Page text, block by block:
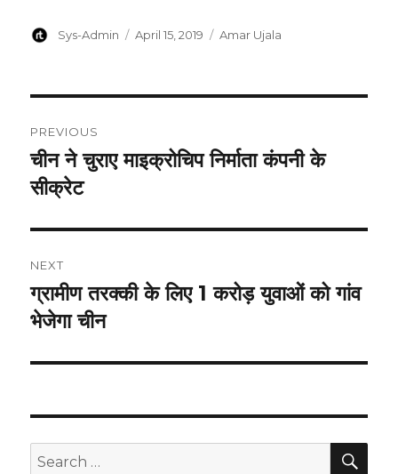
Author
Sys-Admin
Posted
April 15, 2019 Categories
Amar Ujala
navigation
PREVIOUS
Previous
post:
चीन ने चुराए माइक्रोचिप निर्माता कंपनी के
सीक्रेट
NEXT
Next
post:
ग्रामीण तरक्की के लिए 1 करोड़ युवाओं को गांव
भेजेगा चीन
Search